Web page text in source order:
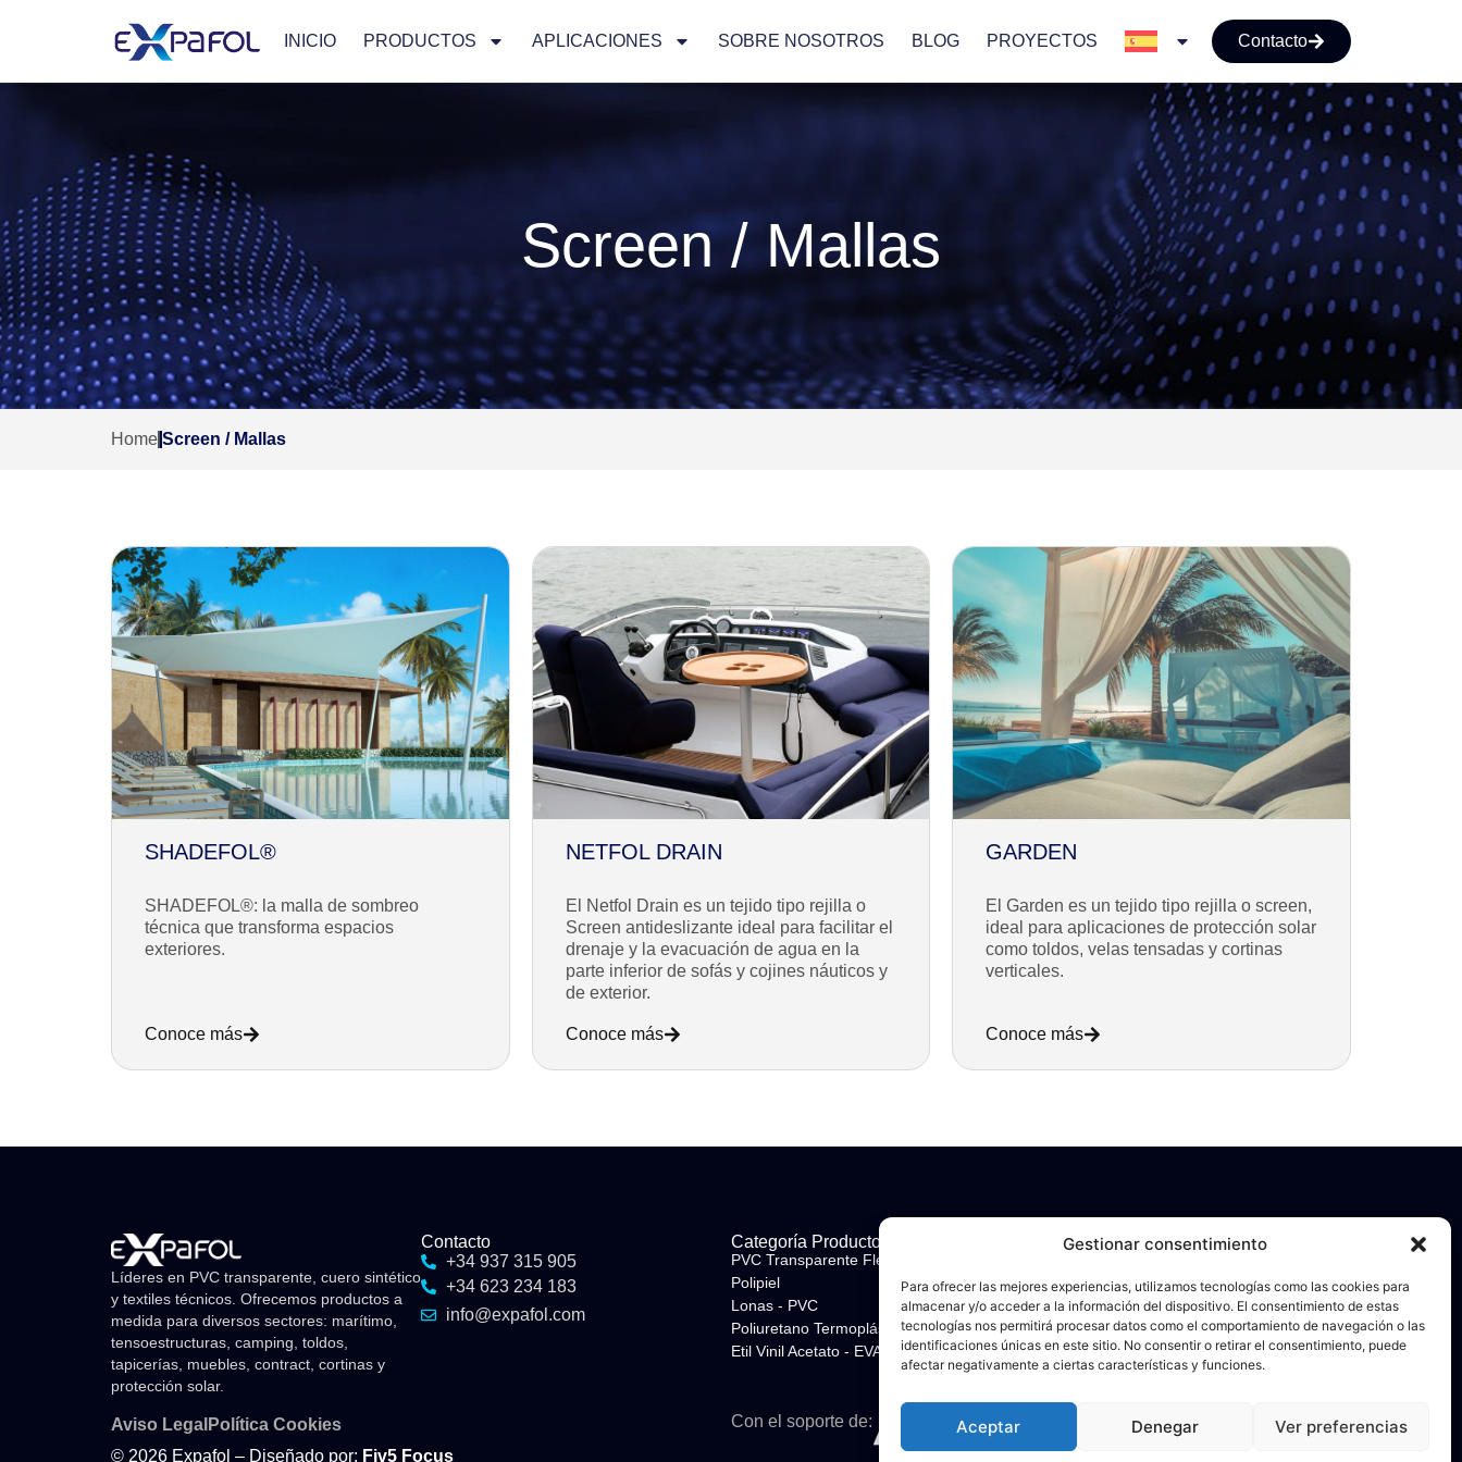
Gestionar consentimiento
Para ofrecer las mejores experiencias, utilizamos tecnologías como las cookies para
almacenar y/o acceder a la información del dispositivo. El consentimiento de estas
tecnologías nos permitirá procesar datos como el comportamiento de navegación o las
identificaciones únicas en este sitio. No consentir o retirar el consentimiento, puede
afectar negativamente a ciertas características y funciones.
Aceptar Denegar Ver preferencias
INICIO PRODUCTOS APLICACIONES SOBRE NOSOTROS BLOG PROYECTOS Contacto
Screen / Mallas
Home Screen / Mallas
SHADEFOL®
SHADEFOL®: la malla de sombreo
técnica que transforma espacios
exteriores.
Conoce más
NETFOL DRAIN
El Netfol Drain es un tejido tipo rejilla o
Screen antideslizante ideal para facilitar el
drenaje y la evacuación de agua en la
parte inferior de sofás y cojines náuticos y
de exterior.
Conoce más
GARDEN
El Garden es un tejido tipo rejilla o screen,
ideal para aplicaciones de protección solar
como toldos, velas tensadas y cortinas
verticales.
Conoce más
Líderes en PVC transparente, cuero sintético
y textiles técnicos. Ofrecemos productos a
medida para diversos sectores: marítimo,
tensoestructuras, camping, toldos,
tapicerías, muebles, contract, cortinas y
protección solar.
Contacto
+34 937 315 905
+34 623 234 183
info@expafol.com
Categoría Producto
PVC Transparente Flexible​
Polipiel​
Lonas - PVC​
Poliuretano Termoplástico - TPU​
Etil Vinil Acetato - EVA​
Únete y sigue nuestras noticias
Escribe tu email
Aviso Legal Política Cookies
Con el soporte de:
© 2026 Expafol – Diseñado por: Fiv5 Focus